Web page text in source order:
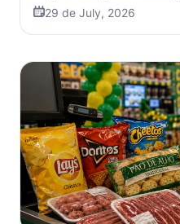
29 de July, 2026